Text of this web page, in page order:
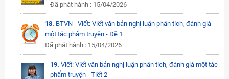
Đã phát hành : 15/04/2026
18. BTVN - Viết: Viết văn bản nghị luận phân tích, đánh giá
một tác phẩm truyện - Đề 1
Đã phát hành : 15/04/2026
19. Viết: Viết văn bản nghị luận phân tích, đánh giá một tác
phẩm truyện - Tiết 2